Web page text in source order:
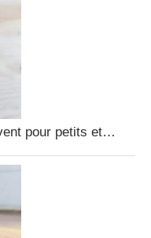
pour petits et…